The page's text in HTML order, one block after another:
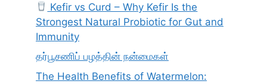
Kefir vs Curd – Why Kefir Is the
Strongest Natural Probiotic for Gut and
Immunity
தர்பூசணிப் பழத்தின் நன்மைகள்
The Health Benefits of Watermelon: